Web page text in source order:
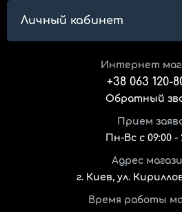
Личный кабинет
Интернет
+38 063 120-
Обратный
Прием
Пн-Вс с 09:00 -
Адрес
г. Киев, ул.
Время работы